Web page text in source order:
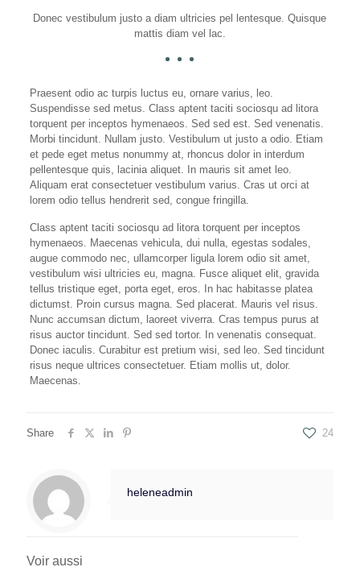
Donec vestibulum justo a diam ultricies pel lentesque. Quisque
mattis diam vel lac.
Praesent odio ac turpis luctus eu, ornare varius, leo.
Suspendisse sed metus. Class aptent taciti sociosqu ad litora
torquent per inceptos hymenaeos. Sed sed est. Sed venenatis.
Morbi tincidunt. Nullam justo. Vestibulum ut justo a odio. Etiam
et pede eget metus nonummy at, rhoncus dolor in interdum
pellentesque quis, lacinia aliquet. In mauris sit amet leo.
Aliquam erat consectetuer vestibulum varius. Cras ut orci at
lorem odio tellus hendrerit sed, congue fringilla.
Class aptent taciti sociosqu ad litora torquent per inceptos
hymenaeos. Maecenas vehicula, dui nulla, egestas sodales,
augue commodo nec, ullamcorper ligula lorem odio sit amet,
vestibulum wisi ultricies eu, magna. Fusce aliquet elit, gravida
tellus tristique eget, porta eget, eros. In hac habitasse platea
dictumst. Proin cursus magna. Sed placerat. Mauris vel risus.
Nunc accumsan dictum, laoreet viverra. Cras tempus purus at
risus auctor tincidunt. Sed sed tortor. In venenatis consequat.
Donec iaculis. Curabitur est pretium wisi, sed leo. Sed tincidunt
risus neque ultrices consectetuer. Etiam mollis ut, dolor.
Maecenas.
Share 24
heleneadmin
Voir aussi